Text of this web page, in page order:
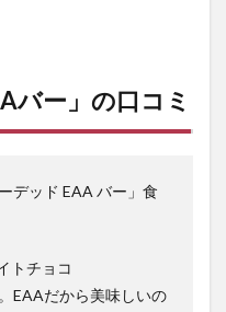
バー」の口コミ
デッド EAA バー」食
トチョコ
EAAだから美味しいの